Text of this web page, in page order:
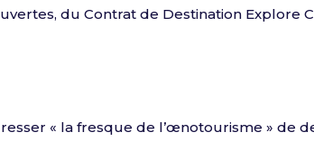
du Contrat de Destination Explore
« la fresque de l’œnotourisme » de